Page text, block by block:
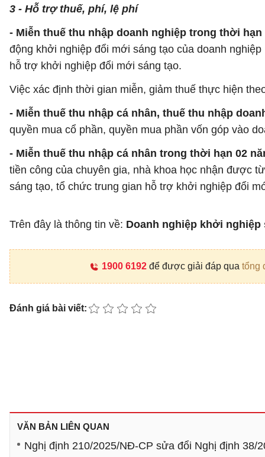
3 - Hỗ trợ thuế, phí, lệ phí
- Miễn thuế thu nhập doanh nghiệp trong thời
động khởi nghiệp đổi mới sáng tạo của doanh
hỗ trợ khởi nghiệp đổi mới sáng tạo.
Việc xác định thời gian miễn, giảm thuế thực hiện
- Miễn thuế thu nhập cá nhân, thuế thu nhập
quyền mua cổ phần, quyền mua phần vốn góp vào
- Miễn thuế thu nhập cá nhân trong thời hạn 02
tiền công của chuyên gia, nhà khoa học nhận được
sáng tạo, tổ chức trung gian hỗ trợ khởi nghiệp đổi
Trên đây là thông tin về: Doanh nghiệp khởi nghiệp
1900 6192để được giải đáp qua tổng
Đánh giá bài viết:
VĂN BẢN LIÊN QUAN
Nghị định 210/2025/NĐ-CP sửa đổi Nghị định